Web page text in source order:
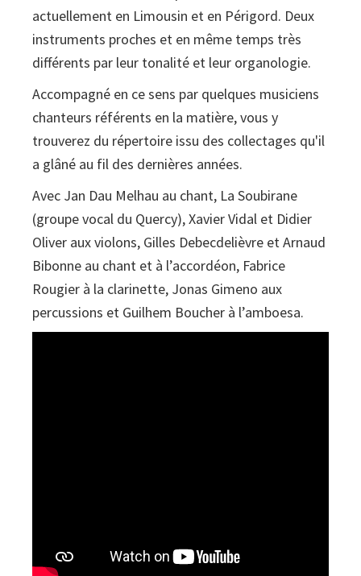
actuellement en Limousin et en Périgord. Deux
instruments proches et en même temps très
différents par leur tonalité et leur organologie.
Accompagné en ce sens par quelques musiciens
chanteurs référents en la matière, vous y
trouverez du répertoire issu des collectages qu'il
a glâné au fil des dernières années.
Avec Jan Dau Melhau au chant, La Soubirane
(groupe vocal du Quercy), Xavier Vidal et Didier
Oliver aux violons, Gilles Debecdelièvre et Arnaud
Bibonne au chant et à l’accordéon, Fabrice
Rougier à la clarinette, Jonas Gimeno aux
percussions et Guilhem Boucher à l’amboesa.